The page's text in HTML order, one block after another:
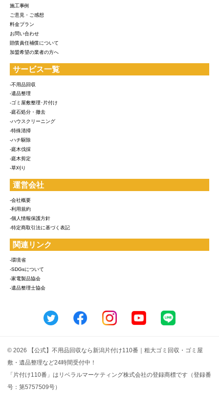
施工事例
ご意見・ご感想
料金プラン
お問い合わせ
賠償責任補償について
加盟希望の業者の方へ
サービス一覧
-不用品回収
-遺品整理
-ゴミ屋敷整理･片付け
-庭石処分・撤去
-ハウスクリーニング
-特殊清掃
-ハチ駆除
-庭木伐採
-庭木剪定
-草刈り
運営会社
-会社概要
-利用規約
-個人情報保護方針
-特定商取引法に基づく表記
関連リンク
-環境省
-SDGsについて
-家電製品協会
-遺品整理士協会
© 2026 【公式】不用品回収なら新潟片付け110番｜粗大ゴミ回収・ゴミ屋
敷・遺品整理など24時間受付中！
「片付け110番」はリベラルマーケティング株式会社の登録商標です（登録番
号：第5757509号）